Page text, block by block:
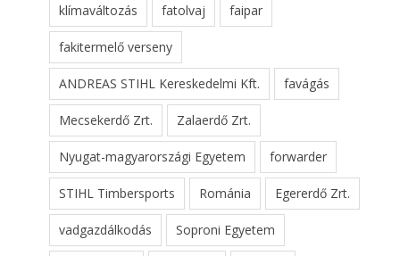
klímaváltozás fatolvaj faipar
fakitermelő verseny
ANDREAS STIHL Kereskedelmi Kft. favágás
Mecsekerdő Zrt. Zalaerdő Zrt.
Nyugat-magyarországi Egyetem forwarder
STIHL Timbersports Románia Egererdő Zrt.
vadgazdálkodás Soproni Egyetem